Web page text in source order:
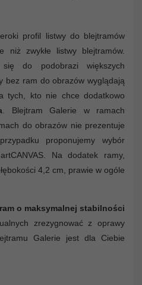
profil listwy do blejtramów
niż zwykłe listwy blejtramów.
do podobrazi większych
bez ram do obrazów wyglądają
tych, kto nie chce dodatkowo
. Blejtram Galerie w ramach
do obrazów nie prezentuje
proponujemy wybór
Na dodatek ramy,
4,2 cm, prawie w ogóle
o maksymalnej stabilności
zrezygnować z oprawy
Galerie jest dla Ciebie